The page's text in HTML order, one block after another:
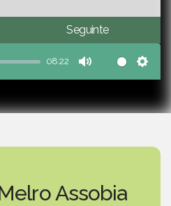
Seguinte
08:22
Mute
Assobia